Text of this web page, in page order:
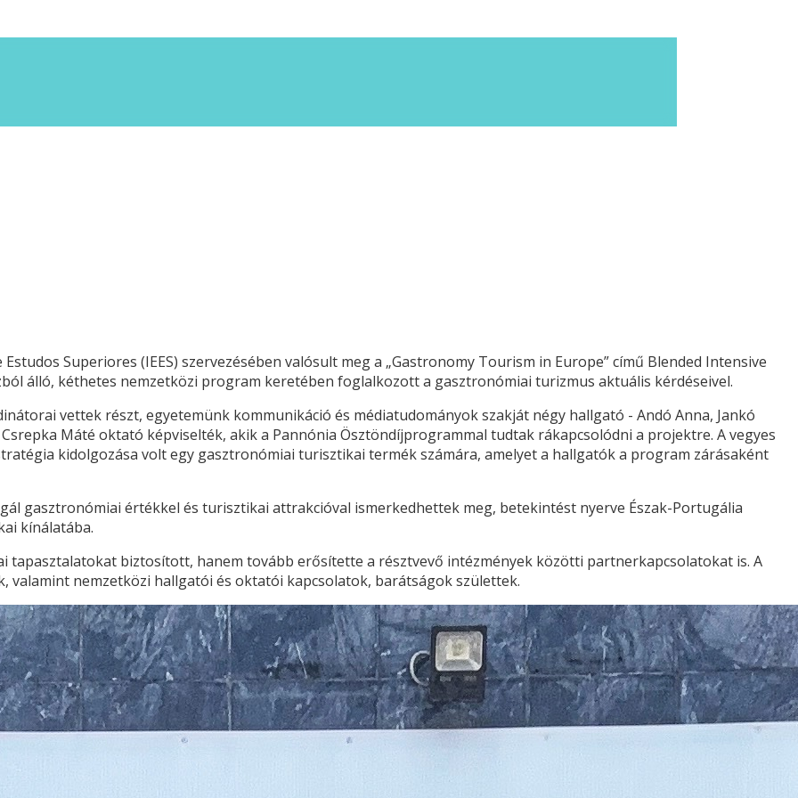
Superiores (IEES) szervezésében valósult meg a „Gastronomy Tourism in Europe” című Blended Intensive
álló, kéthetes nemzetközi program keretében foglalkozott a gasztronómiai turizmus aktuális kérdéseivel.
vettek részt, egyetemünk kommunikáció és médiatudományok szakját négy hallgató - Andó Anna, Jankó
Máté oktató képviselték, akik a Pannónia Ösztöndíjprogrammal tudtak rákapcsolódni a projektre. A vegyes
kidolgozása volt egy gasztronómiai turisztikai termék számára, amelyet a hallgatók a program zárásaként
gasztronómiai értékkel és turisztikai attrakcióval ismerkedhettek meg, betekintést nyerve Észak-Portugália
kínálatába.
tapasztalatokat biztosított, hanem tovább erősítette a résztvevő intézmények közötti partnerkapcsolatokat is. A
valamint nemzetközi hallgatói és oktatói kapcsolatok, barátságok születtek.